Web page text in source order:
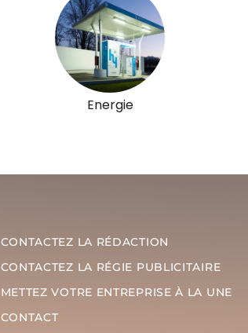
Energie
CONTACTEZ LA RÉDACTION
CONTACTEZ LA RÉGIE PUBLICITAIRE
METTEZ VOTRE ENTREPRISE À LA UNE
CONTACT